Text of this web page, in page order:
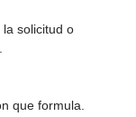
solicitud o
que formula.